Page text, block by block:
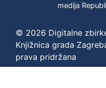
medija
© 2026 Digitalne
Knjižnica grada
prava pridržana